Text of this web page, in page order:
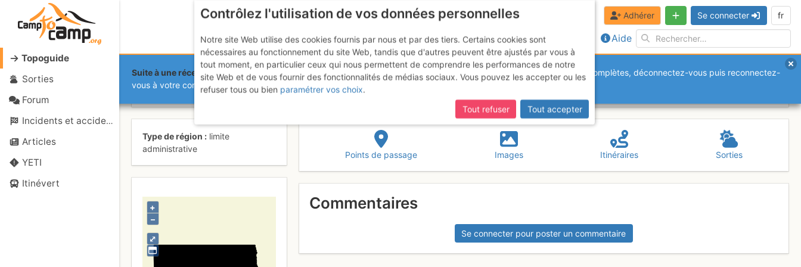
Topoguide
Sorties
Forum
Incidents et accidents
Articles
YETI
Itinévert
Aide
Adhérer Se connecter fr
Suite à une récente et importante mise à jour du site,si certaines pages ne sont plus accessibles, manquantes ou incomplètes, déconnectez-vous puis reconnectez-
vous à votre compte sur le site.
Dakota del Nord
Type de région
limite
administrative
⤢
+
–
Points de passage Images Itinéraires Sorties
Commentaires
Se connecter pour poster un commentaire
Contrôlez l'utilisation de vos données personnelles
Notre site Web utilise des cookies fournis par nous et par des tiers. Certains cookies sont
nécessaires au fonctionnement du site Web, tandis que d'autres peuvent être ajustés par vous à
tout moment, en particulier ceux qui nous permettent de comprendre les performances de notre
site Web et de vous fournir des fonctionnalités de médias sociaux. Vous pouvez les accepter ou les
refuser tous ou bien paramétrer vos choix.
Tout refuser
Tout accepter